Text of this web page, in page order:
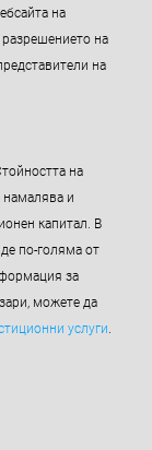
на
на
на
на
намалява и
капитал. В
по-голяма от
за
можете да
услуги